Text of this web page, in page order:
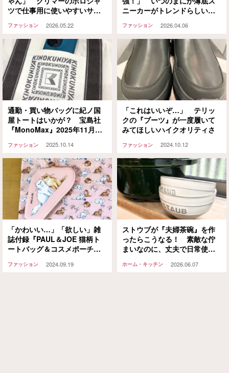
ツで仕事用に使いやすいサイ
ファッション 2026.05.22
ニーカーがトレンドらしいの
みました！
ファッション 2026.04.06
通勤・買い物バッグに紀ノ国
屋トートはいかが？ 宝島社
『MonoMax』2025年11月号
ファッション 2025.10.14
「これはいいぞ…」 テリッ
クの『ブーツ』が一度履いて
みてほしいハイクオリティさ
ファッション 2024.10.12
「かわいい…」「欲しい」雑
誌付録『PAUL＆JOE 猫柄ト
ートバッグ＆コスメポーチチ
ファッション 2024.09.19
ストウブが『夫婦茶碗』を作
ったらこうなる！ 素敵な佇
まいなのに、丈夫で日常使い
ホーム・キッチン 2026.06.07